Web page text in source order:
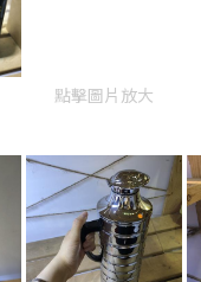
點擊圖片放大